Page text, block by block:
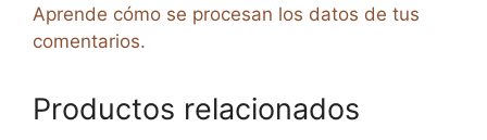
Aprende cómo se procesan los datos de tus
comentarios.
Productos relacionados